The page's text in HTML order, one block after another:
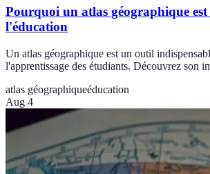
Pourquoi un atlas géographique est
l'éducation
Un atlas géographique est un outil
l'apprentissage des étudiants. Découvrez son
atlas géographiqueéducation
Aug 4